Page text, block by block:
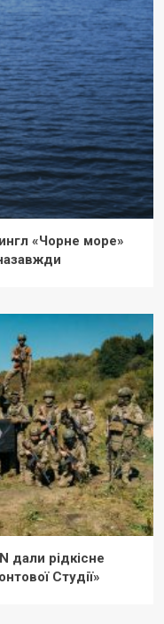
«Чорне море»
дали рідкісне
Студії»